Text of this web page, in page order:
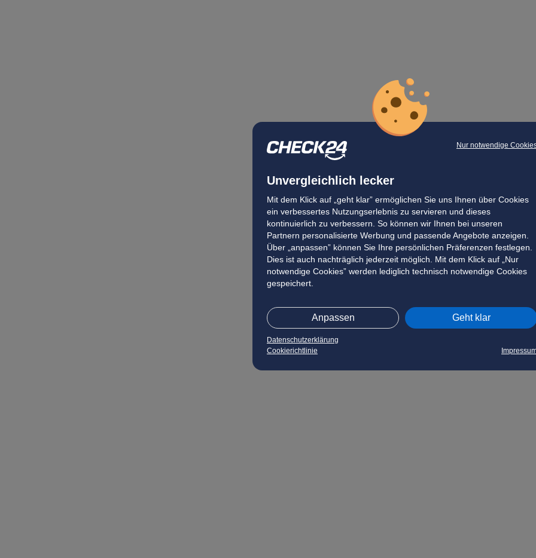
Nur notwendige
Unvergleichlich lecker
Mit dem Klick auf „geht klar” ermöglichen Sie uns Ihnen über Cookies
ein verbessertes Nutzungserlebnis zu servieren und dieses
kontinuierlich zu verbessern. So können wir Ihnen bei unseren
Partnern personalisierte Werbung und passende Angebote anzeigen.
Über „anpassen” können Sie Ihre persönlichen Präferenzen festlegen.
Dies ist auch nachträglich jederzeit möglich. Mit dem Klick auf „Nur
notwendige Cookies” werden lediglich technisch notwendige Cookies
gespeichert.
Anpassen Geht klar
Datenschutzerklärung
Cookierichtlinie